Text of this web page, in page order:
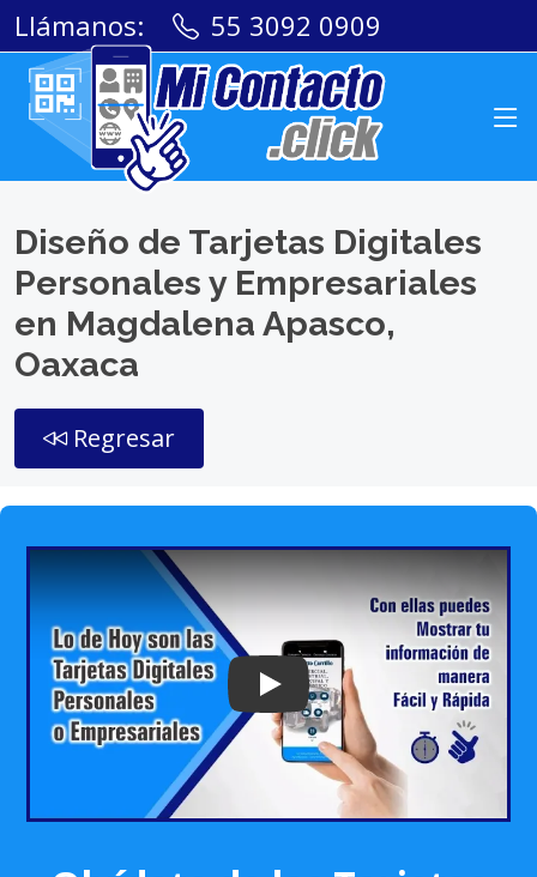
Llámanos: 55 3092 0909
Diseño de Tarjetas Digitales
Personales y Empresariales
en Magdalena Apasco,
Oaxaca
Regresar
Play: Keynote (Google I/O '18)